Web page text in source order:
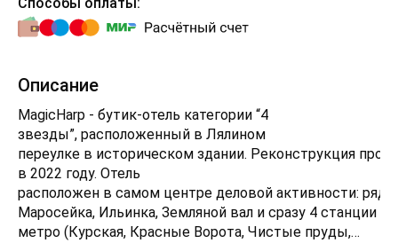
Описание
MagicHarp - бутик-отель категории “4
звезды”, расположенный в Лялином
переулке в историческом здании. Реконструкция
в 2022 году. Отель
расположен в самом центре деловой активности:
Маросейка, Ильинка, Земляной вал и сразу 4 станции
метро (Курская, Красные Ворота, Чистые пруды,